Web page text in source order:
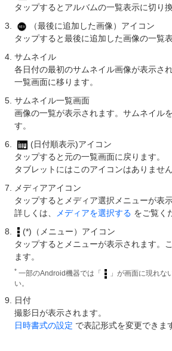
タップするとアルバムの一覧表示に切り換
（最後に追加した画像）アイコン
タップすると最後に追加した画像の一覧
サムネイル
各日付の最初のサムネイル画像が表示さ
一覧画面に移ります。
サムネイル一覧画面
画像の一覧が表示されます。サムネイル
す。
(日付順表示)アイコン
タップすると元の一覧画面に戻ります。
タブレットにはこのアイコンはありません
メディアアイコン
タップするとメディア選択メニューが表示
詳しくは、
メディアを選択する をご覧く
(*)（メニュー）アイコン
タップするとメニューが表示されます。
ます。
* 一部のAndroid機器では「
」が画面に現れな
い。
日付
撮影日が表示されます。
日時書式の設定 で表記形式を変更できま